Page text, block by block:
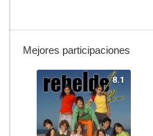
Mejores participaciones
8.1